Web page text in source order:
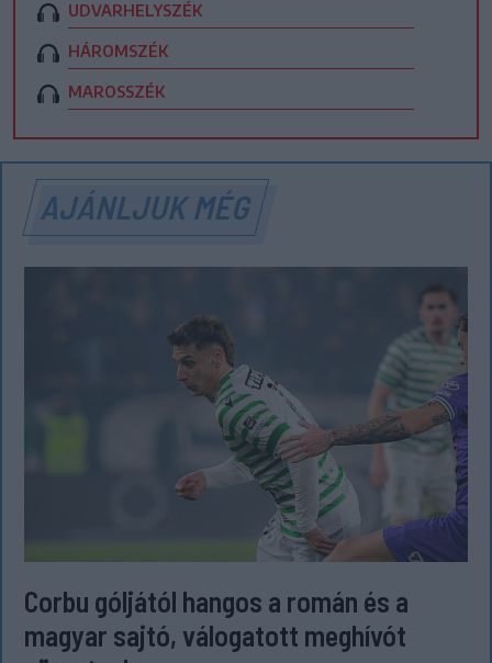
UDVARHELYSZÉK
HÁROMSZÉK
MAROSSZÉK
AJÁNLJUK MÉG
Corbu góljától hangos a román és a
magyar sajtó, válogatott meghívót